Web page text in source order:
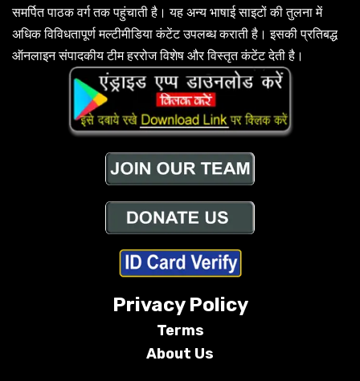
समर्पित पाठक वर्ग तक पहुंचाती है। यह अन्य भाषाई साइटों की तुलना में
अधिक विविधतापूर्ण मल्टीमीडिया कंटेंट उपलब्ध कराती है। इसकी प्रतिबद्ध
ऑनलाइन संपादकीय टीम हररोज विशेष और विस्तृत कंटेंट देती है।
Privacy Policy
Terms
About Us